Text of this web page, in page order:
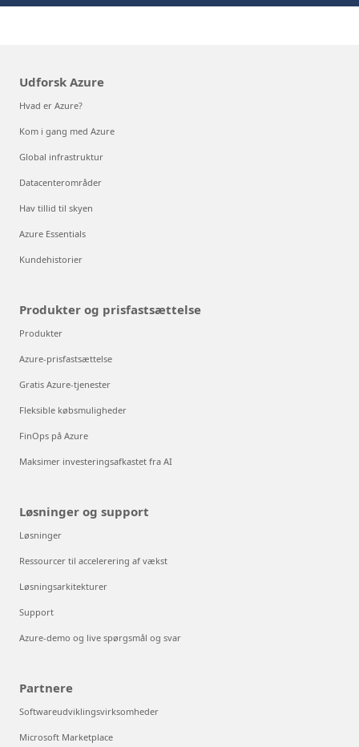
Udforsk Azure
Hvad er Azure?
Kom i gang med Azure
Global infrastruktur
Datacenterområder
Hav tillid til skyen
Azure Essentials
Kundehistorier
Produkter og prisfastsættelse
Produkter
Azure-prisfastsættelse
Gratis Azure-tjenester
Fleksible købsmuligheder
FinOps på Azure
Maksimer investeringsafkastet fra AI
Løsninger og support
Løsninger
Ressourcer til accelerering af vækst
Løsningsarkitekturer
Support
Azure-demo og live spørgsmål og svar
Partnere
Softwareudviklingsvirksomheder
Microsoft Marketplace